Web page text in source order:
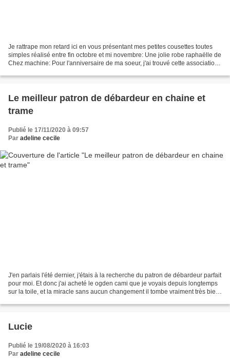
Je rattrape mon retard ici en vous présentant mes petites cousettes toutes
simples réalisé entre fin octobre et mi novembre: Une jolie robe raphaëlle de
Chez machine: Pour l'anniversaire de ma soeur, j'ai trouvé cette association
Le meilleur patron de débardeur en chaine et
trame
Publié le 17/11/2020 à 09:57
Par adeline cecile
J'en parlais l'été dernier, j'étais à la recherche du patron de débardeur parfait
pour moi. Et donc j'ai acheté le ogden cami que je voyais depuis longtemps
sur la toile, et la miracle sans aucun changement il tombe vraiment très bien.
Lucie
Publié le 19/08/2020 à 16:03
Par adeline cecile